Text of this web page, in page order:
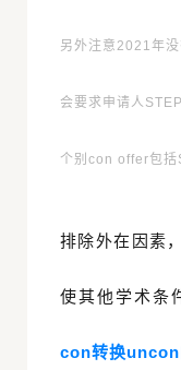
另外注意2021年
会要求申请人
个别con offer包括
排除外在因素
使其他学术条
con转换uncon